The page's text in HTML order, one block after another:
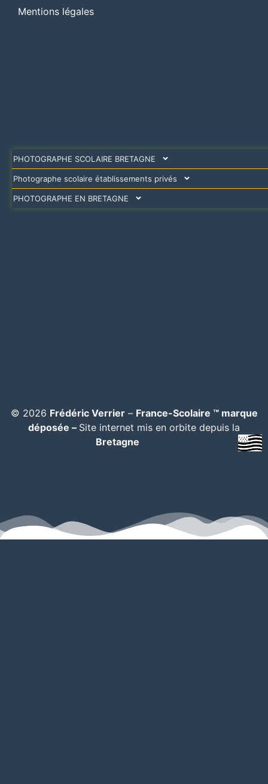
Mentions légales
PHOTOGRAPHE SCOLAIRE BRETAGNE
Photographe scolaire établissements privés
PHOTOGRAPHE EN BRETAGNE
© 2026 Frédéric Verrier– France-Scolaire ™ marque
déposée – Site internet mis en orbite depuis la
Bretagne